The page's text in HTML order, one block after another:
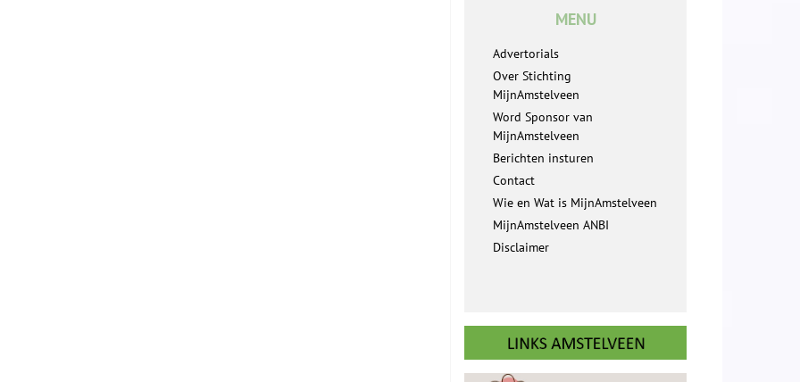
MENU
Advertorials
Over Stichting
MijnAmstelveen
Word Sponsor van
MijnAmstelveen
Berichten insturen
Contact
Wie en Wat is MijnAmstelveen
MijnAmstelveen ANBI
Disclaimer